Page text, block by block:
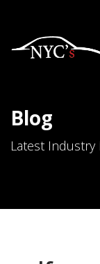
Blog
Latest Industry